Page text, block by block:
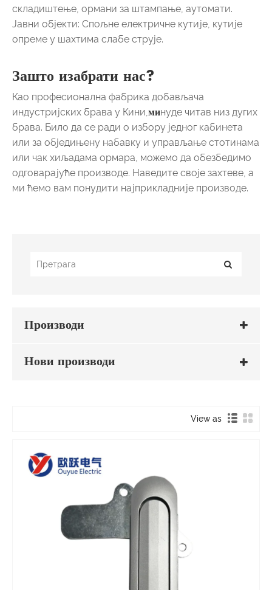
складиштење, ормани за штампање, аутомати.
Јавни објекти: Спољне електричне кутије, кутије
опреме у шахтима слабе струје.
Зашто изабрати нас?
Као професионална фабрика добављача
индустријских брава у Кини, минуде читав низ дугих
брава. Било да се ради о избору једног кабинета
или за обједињену набавку и управљање стотинама
или чак хиљадама ормара, можемо да обезбедимо
одговарајуће производе. Наведите своје захтеве, а
ми ћемо вам понудити најприкладније производе.
Производи
Нови производи
View as